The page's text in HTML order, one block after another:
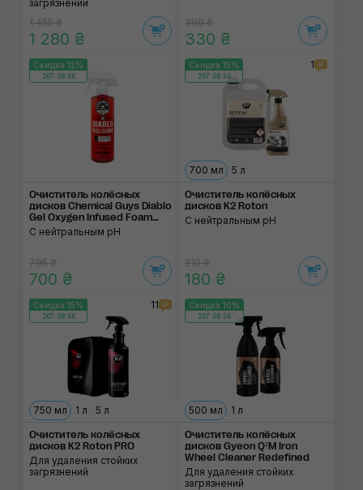
загрязнений
1 455 ₴
1 280 ₴
390 ₴
330 ₴
Скидка 12%
207:08:56
Очиститель колёсных
дисков Chemical Guys Diablo
Gel Oxygen Infused Foam
Wheel And Rim Cleaner
С нейтральным pH
795 ₴
700 ₴
Скидка 15%
207:08:56
1
700 мл 5 л
Очиститель колёсных
дисков K2 Roton
С нейтральным pH
210 ₴
180 ₴
Скидка 15%
207:08:56
11
750 мл 1 л 5 л
Очиститель колёсных
дисков K2 Roton PRO
Для удаления стойких
загрязнений
Скидка 10%
207:08:56
500 мл 1 л
Очиститель колёсных
дисков Gyeon Q²M Iron
Wheel Cleaner Redefined
Для удаления стойких
загрязнений